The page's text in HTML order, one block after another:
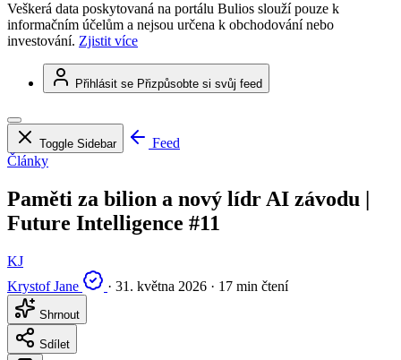
Veškerá data poskytovaná na portálu Bulios slouží pouze k
informačním účelům a nejsou určena k obchodování nebo
investování. Zjistit více
Přihlásit se Přizpůsobte si svůj feed
Toggle Sidebar
Feed
Články
Paměti za bilion a nový lídr AI závodu |
Future Intelligence #11
KJ
Krystof Jane
· 31. května 2026 · 17 min čtení
Shrnout
Sdílet